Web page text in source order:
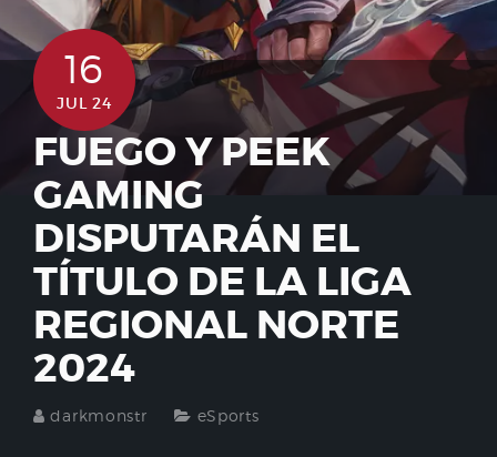
16
JUL 24
FUEGO Y PEEK
GAMING
DISPUTARÁN EL
TÍTULO DE LA LIGA
REGIONAL NORTE
2024
darkmonstr eSports